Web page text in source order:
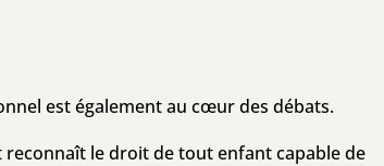
est également au cœur des débats.
reconnaît le droit de tout enfant capable de